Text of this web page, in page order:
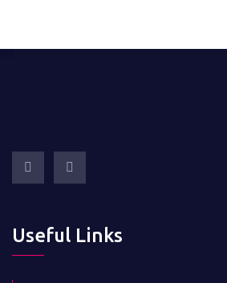
Useful Links